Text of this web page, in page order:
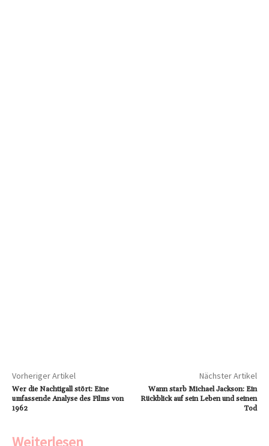
Vorheriger Artikel
Wer die Nachtigall stört: Eine
umfassende Analyse des Films von
1962
Nächster Artikel
Wann starb Michael Jackson: Ein
Rückblick auf sein Leben und seinen
Tod
Weiterlesen